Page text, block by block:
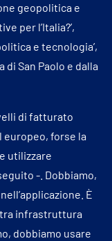
geopolitica e
per l’Italia?’,
e tecnologia’,
di San Paolo e dalla
di fatturato
europeo, forse la
utilizzare
-. Dobbiamo,
È
infrastruttura
dobbiamo usare